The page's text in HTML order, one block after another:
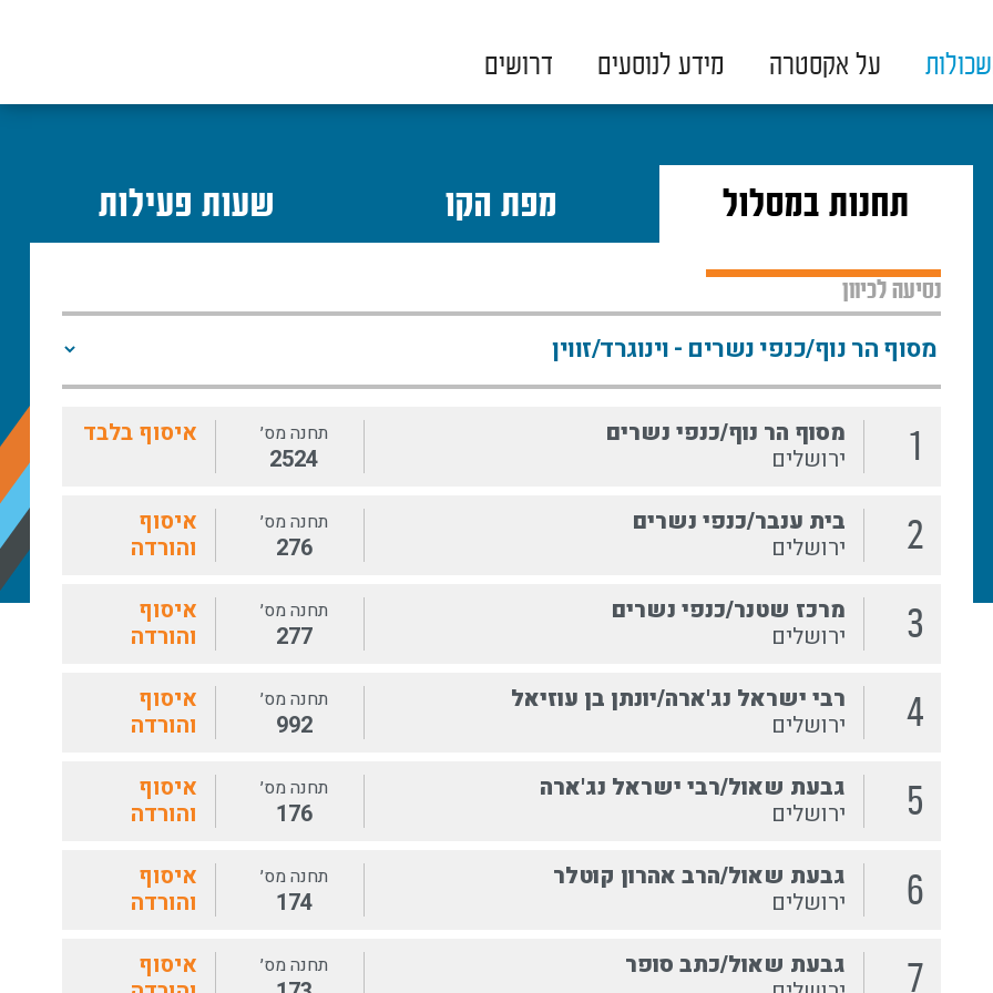
על אקסטרה מידע לנוסעים דרושים
תחנות במסלול מפת הקו שעות פעילות
נסיעה לכיוון
1
מסוף הר נוף/כנפי נשרים
ירושלים
תחנה מס׳
2524
איסוף בלבד
2
בית ענבר/כנפי נשרים
ירושלים
תחנה מס׳
276
איסוף
והורדה
3
מרכז שטנר/כנפי נשרים
ירושלים
תחנה מס׳
277
איסוף
והורדה
4
רבי ישראל נג'ארה/יונתן בן עוזיאל
ירושלים
תחנה מס׳
992
איסוף
והורדה
5
גבעת שאול/רבי ישראל נג'ארה
ירושלים
תחנה מס׳
176
איסוף
והורדה
6
גבעת שאול/הרב אהרון קוטלר
ירושלים
תחנה מס׳
174
איסוף
והורדה
7
גבעת שאול/כתב סופר
תחנה מס׳
איסוף